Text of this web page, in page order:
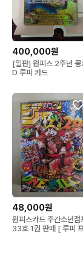
400,000원
[일판] 원피스 2주년 몽
D 루피 카드
48,000원
원피스카드 주간소년점
33호 1권 판매 [ 루피